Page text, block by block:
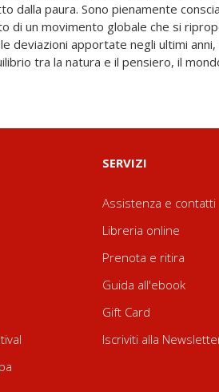
dalla paura. Sono pienamente
di un movimento globale che si
deviazioni apportate negli ultimi anni,
tra la natura e il pensiero, il
speranza la vita non può lievitare. È
ritrovare e coltivare, insieme
SERVIZI
Assistenza e contatti
Libreria online
Prenota e ritira
Guida all'ebook
Gift Card
Iscriviti alla